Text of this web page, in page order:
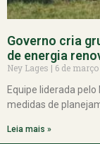
Governo cria
de energia
Ney Lages
6 de
Equipe liderada
medidas de
Leia mais »